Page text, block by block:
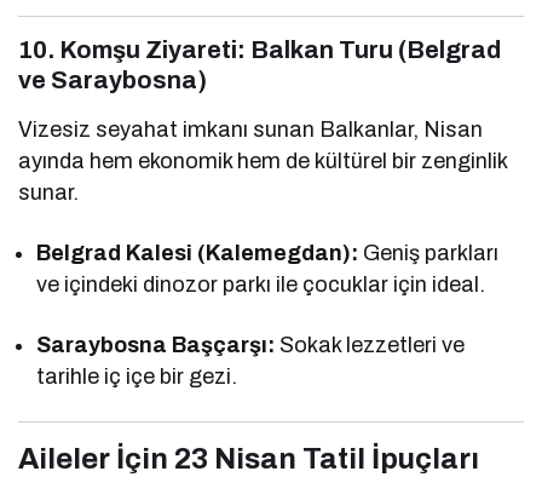
10. Komşu Ziyareti: Balkan Turu (Belgrad
ve Saraybosna)
Vizesiz seyahat imkanı sunan Balkanlar, Nisan
ayında hem ekonomik hem de kültürel bir zenginlik
sunar.
Belgrad Kalesi (Kalemegdan): Geniş parkları
ve içindeki dinozor parkı ile çocuklar için ideal.
Saraybosna Başçarşı: Sokak lezzetleri ve
tarihle iç içe bir gezi.
Aileler İçin 23 Nisan Tatil İpuçları